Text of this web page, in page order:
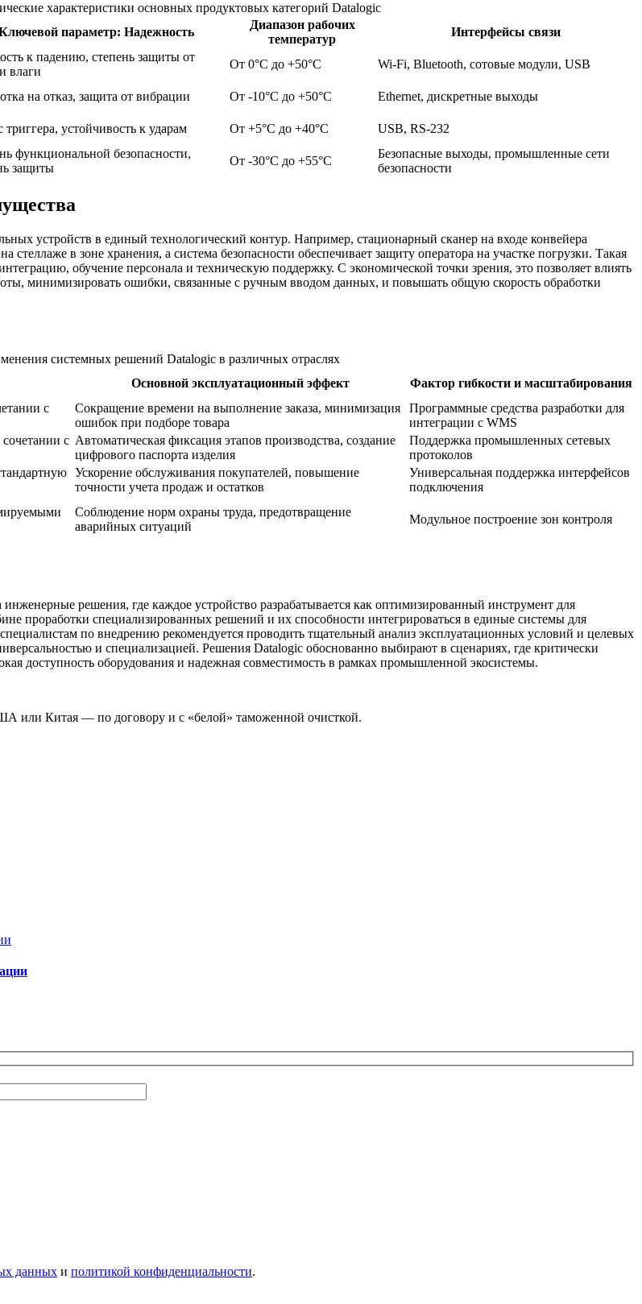
характеристики основных продуктовых категорий Datalogic
параметр: Надежность
Диапазон рабочих
температур
Интерфейсы связи
к падению, степень защиты от
влаги
От 0°C до +50°C
Wi-Fi, Bluetooth, сотовые модули, USB
на отказ, защита от вибрации От -10°C до +50°C Ethernet, дискретные выходы
триггера, устойчивость к ударам От +5°C до +40°C
USB, RS-232
функциональной безопасности,
защиты
От -30°C до +55°C
Безопасные выходы, промышленные сети
безопасности
устройств в единый технологический контур. Например, стационарный сканер на входе конвейера
в зоне хранения, а система безопасности обеспечивает защиту оператора на участке погрузки. Такая
обучение персонала и техническую поддержку. С экономической точки зрения, это позволяет влиять
минимизировать ошибки, связанные с ручным вводом данных, и повышать общую скорость обработки
системных решений Datalogic в различных отраслях
Основной эксплуатационный эффект Фактор гибкости и масштабирования
с
Сокращение времени на выполнение заказа, минимизация
ошибок при подборе товара
Программные средства разработки для
интеграции с WMS
с Автоматическая фиксация этапов производства, создание
цифрового паспорта изделия
Поддержка промышленных сетевых
протоколов
Ускорение обслуживания покупателей, повышение
точности учета продаж и остатков
Универсальная поддержка интерфейсов
подключения
Соблюдение норм охраны труда, предотвращение
аварийных ситуаций
Модульное построение зон контроля
решения, где каждое устройство разрабатывается как оптимизированный инструмент для
проработки специализированных решений и их способности интегрироваться в единые системы для
по внедрению рекомендуется проводить тщательный анализ эксплуатационных условий и целевых
и специализацией. Решения Datalogic обоснованно выбирают в сценариях, где критически
доступность оборудования и надежная совместимость в рамках промышленной экосистемы.
или Китая — по договору и с «белой» таможенной очисткой.
данных и политикой конфиденциальности.